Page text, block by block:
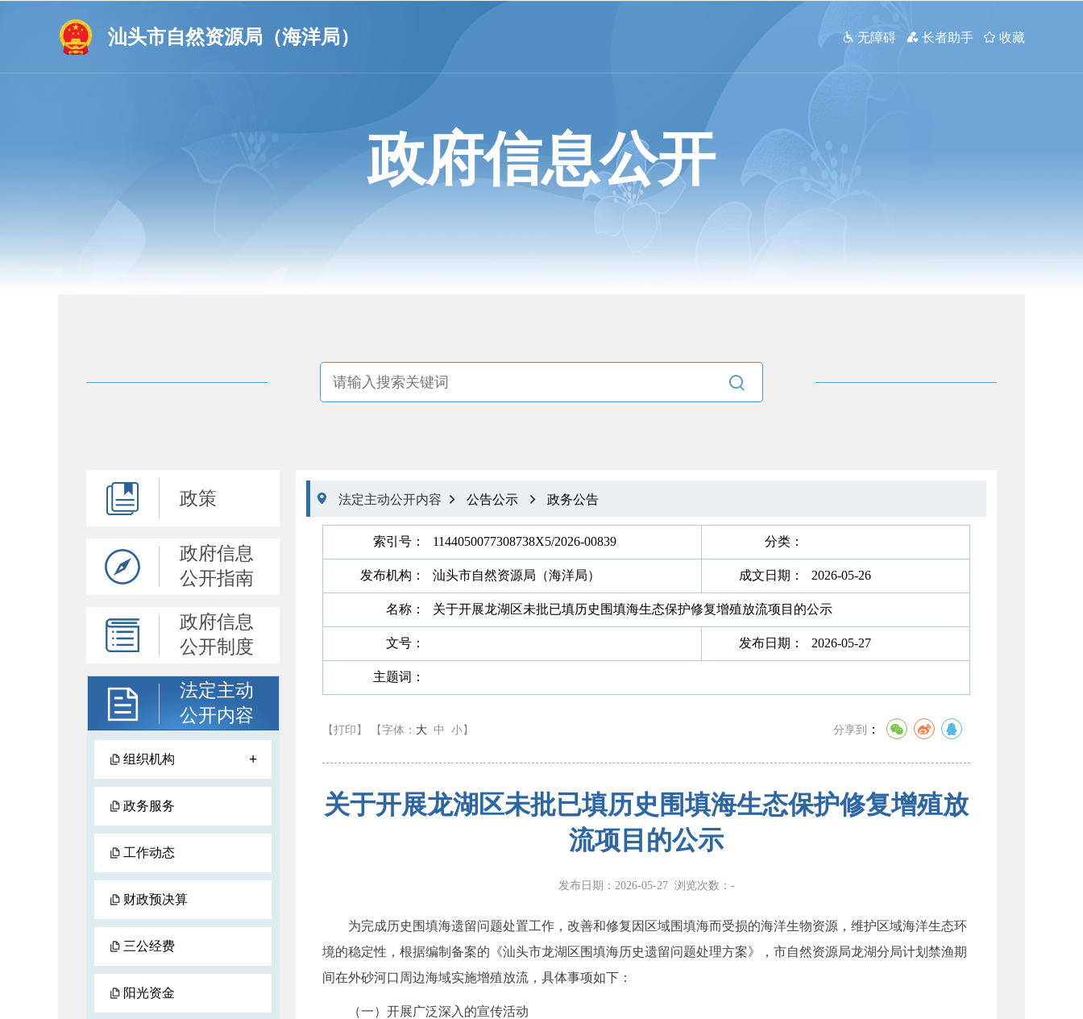
汕头市自然资源局（海洋局）  无障碍  长者助手  收藏
政府信息公开

政策
政府信息
公开指南
政府信息
公开制度
法定主动
公开内容
组织机构 +
政务服务
工作动态
财政预决算
三公经费
阳光资金
 法定主动公开内容  公告公示  政务公告
索引号： 1144050077308738X5/2026-00839 分类：
发布机构： 汕头市自然资源局（海洋局） 成文日期： 2026-05-26
名称： 关于开展龙湖区未批已填历史围填海生态保护修复增殖放流项目的公示
文号： 发布日期： 2026-05-27
主题词：
【打印】 【字体： 大 中 小 】 分享到 ：
关于开展龙湖区未批已填历史围填海生态保护修复增殖放
流项目的公示
发布日期：2026-05-27 浏览次数： -
为完成历史围填海遗留问题处置工作，改善和修复因区域围填海而受损的海洋生物资源，维护区域海洋生态环
境的稳定性，根据编制备案的《汕头市龙湖区围填海历史遗留问题处理方案》，市自然资源局龙湖分局计划禁渔期
间在外砂河口周边海域实施增殖放流，具体事项如下：
（一）开展广泛深入的宣传活动